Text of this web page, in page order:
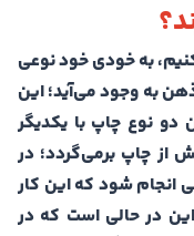
به خودی خود نوعی
به وجود می‌آید؛ این
نوع چاپ با یکدیگر
از چاپ برمی‌گردد؛ در
انجام شود که این کار
این در حالی است که در